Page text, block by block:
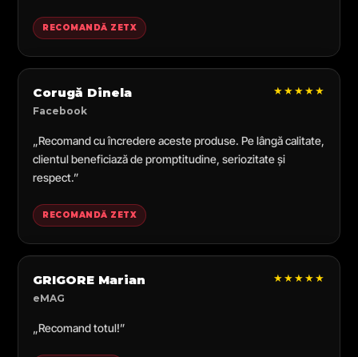
RECOMANDĂ ZETX
Corugă Dinela
Facebook
★★★★★
„Recomand cu încredere aceste produse. Pe lângă calitate,
clientul beneficiază de promptitudine, seriozitate și
respect.”
RECOMANDĂ ZETX
GRIGORE Marian
eMAG
★★★★★
„Recomand totul!”